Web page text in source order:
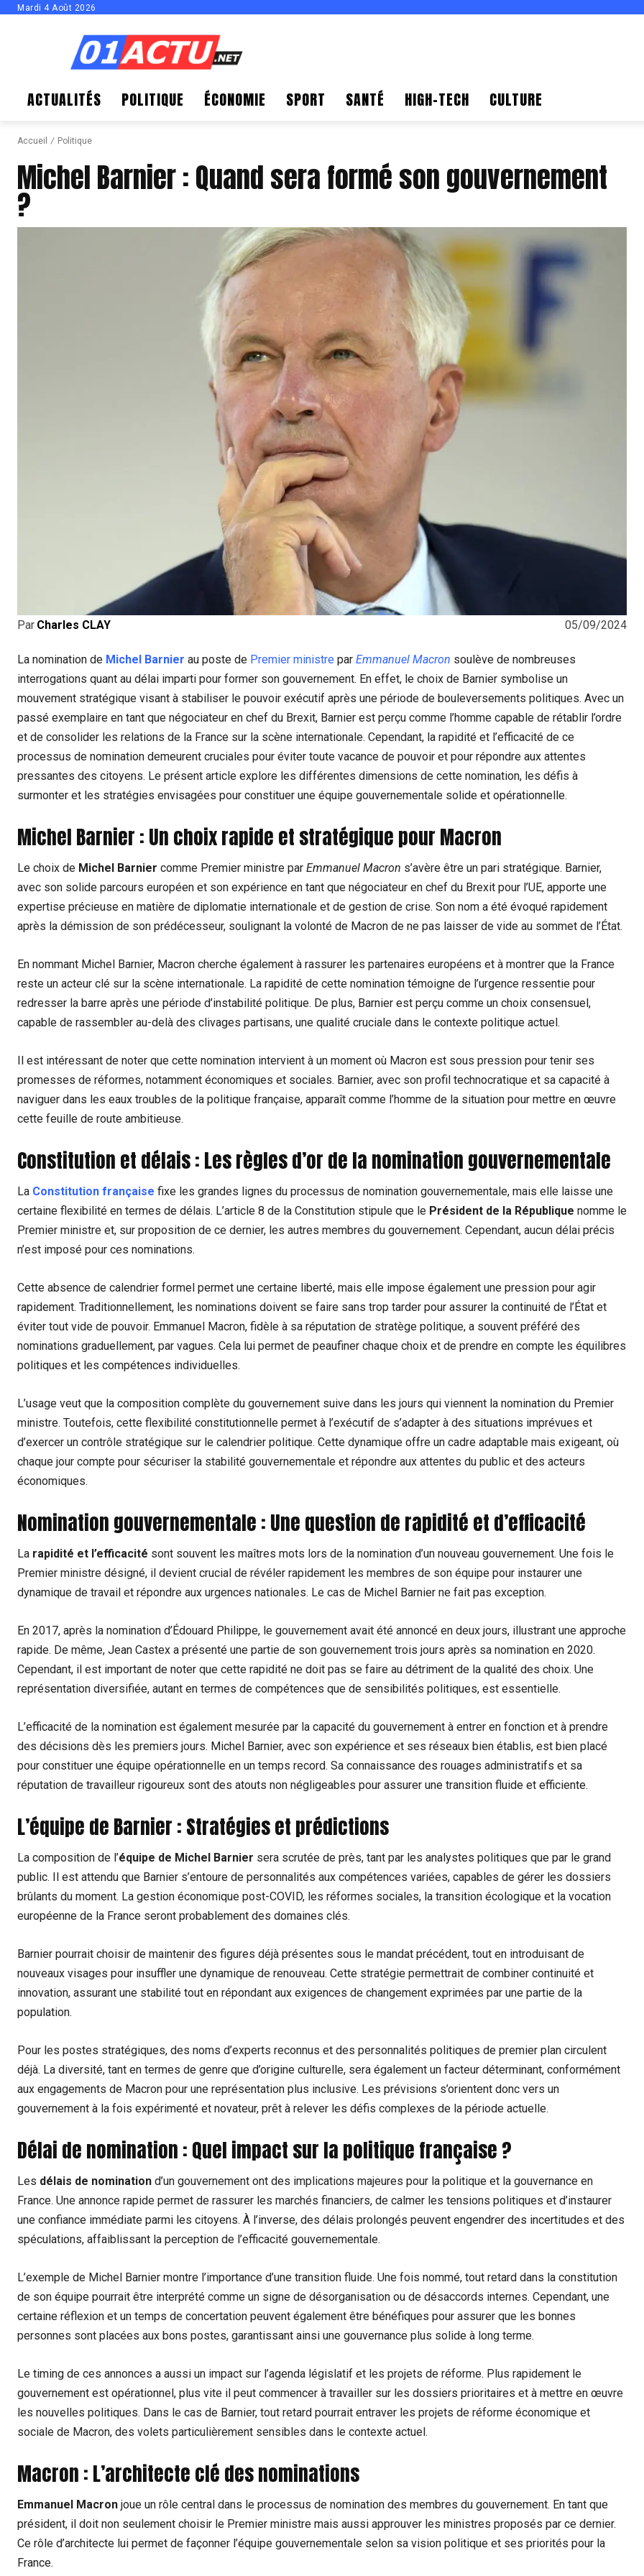
Mardi 4 Août 2026
ACTUALITÉS POLITIQUE ÉCONOMIE SPORT SANTÉ HIGH-TECH CULTURE
Accueil Politique
Michel Barnier : Quand sera formé son gouvernement
?
05/09/2024
Par Charles CLAY
La nomination de Michel Barnier au poste de Premier ministre par Emmanuel Macron soulève de nombreuses
interrogations quant au délai imparti pour former son gouvernement. En effet, le choix de Barnier symbolise un
mouvement stratégique visant à stabiliser le pouvoir exécutif après une période de bouleversements politiques. Avec un
passé exemplaire en tant que négociateur en chef du Brexit, Barnier est perçu comme l’homme capable de rétablir l’ordre
et de consolider les relations de la France sur la scène internationale. Cependant, la rapidité et l’efficacité de ce
processus de nomination demeurent cruciales pour éviter toute vacance de pouvoir et pour répondre aux attentes
pressantes des citoyens. Le présent article explore les différentes dimensions de cette nomination, les défis à
surmonter et les stratégies envisagées pour constituer une équipe gouvernementale solide et opérationnelle.
Michel Barnier : Un choix rapide et stratégique pour Macron
Le choix de Michel Barnier comme Premier ministre par Emmanuel Macron s’avère être un pari stratégique. Barnier,
avec son solide parcours européen et son expérience en tant que négociateur en chef du Brexit pour l’UE, apporte une
expertise précieuse en matière de diplomatie internationale et de gestion de crise. Son nom a été évoqué rapidement
après la démission de son prédécesseur, soulignant la volonté de Macron de ne pas laisser de vide au sommet de l’État.
En nommant Michel Barnier, Macron cherche également à rassurer les partenaires européens et à montrer que la France
reste un acteur clé sur la scène internationale. La rapidité de cette nomination témoigne de l’urgence ressentie pour
redresser la barre après une période d’instabilité politique. De plus, Barnier est perçu comme un choix consensuel,
capable de rassembler au-delà des clivages partisans, une qualité cruciale dans le contexte politique actuel.
Il est intéressant de noter que cette nomination intervient à un moment où Macron est sous pression pour tenir ses
promesses de réformes, notamment économiques et sociales. Barnier, avec son profil technocratique et sa capacité à
naviguer dans les eaux troubles de la politique française, apparaît comme l’homme de la situation pour mettre en œuvre
cette feuille de route ambitieuse.
Constitution et délais : Les règles d’or de la nomination gouvernementale
La Constitution française fixe les grandes lignes du processus de nomination gouvernementale, mais elle laisse une
certaine flexibilité en termes de délais. L’article 8 de la Constitution stipule que le Président de la République nomme le
Premier ministre et, sur proposition de ce dernier, les autres membres du gouvernement. Cependant, aucun délai précis
n’est imposé pour ces nominations.
Cette absence de calendrier formel permet une certaine liberté, mais elle impose également une pression pour agir
rapidement. Traditionnellement, les nominations doivent se faire sans trop tarder pour assurer la continuité de l’État et
éviter tout vide de pouvoir. Emmanuel Macron, fidèle à sa réputation de stratège politique, a souvent préféré des
nominations graduellement, par vagues. Cela lui permet de peaufiner chaque choix et de prendre en compte les équilibres
politiques et les compétences individuelles.
L’usage veut que la composition complète du gouvernement suive dans les jours qui viennent la nomination du Premier
ministre. Toutefois, cette flexibilité constitutionnelle permet à l’exécutif de s’adapter à des situations imprévues et
d’exercer un contrôle stratégique sur le calendrier politique. Cette dynamique offre un cadre adaptable mais exigeant, où
chaque jour compte pour sécuriser la stabilité gouvernementale et répondre aux attentes du public et des acteurs
économiques.
Nomination gouvernementale : Une question de rapidité et d’efficacité
La rapidité et l’efficacité sont souvent les maîtres mots lors de la nomination d’un nouveau gouvernement. Une fois le
Premier ministre désigné, il devient crucial de révéler rapidement les membres de son équipe pour instaurer une
dynamique de travail et répondre aux urgences nationales. Le cas de Michel Barnier ne fait pas exception.
En 2017, après la nomination d’Édouard Philippe, le gouvernement avait été annoncé en deux jours, illustrant une approche
rapide. De même, Jean Castex a présenté une partie de son gouvernement trois jours après sa nomination en 2020.
Cependant, il est important de noter que cette rapidité ne doit pas se faire au détriment de la qualité des choix. Une
représentation diversifiée, autant en termes de compétences que de sensibilités politiques, est essentielle.
L’efficacité de la nomination est également mesurée par la capacité du gouvernement à entrer en fonction et à prendre
des décisions dès les premiers jours. Michel Barnier, avec son expérience et ses réseaux bien établis, est bien placé
pour constituer une équipe opérationnelle en un temps record. Sa connaissance des rouages administratifs et sa
réputation de travailleur rigoureux sont des atouts non négligeables pour assurer une transition fluide et efficiente.
L’équipe de Barnier : Stratégies et prédictions
La composition de l’équipe de Michel Barnier sera scrutée de près, tant par les analystes politiques que par le grand
public. Il est attendu que Barnier s’entoure de personnalités aux compétences variées, capables de gérer les dossiers
brûlants du moment. La gestion économique post-COVID, les réformes sociales, la transition écologique et la vocation
européenne de la France seront probablement des domaines clés.
Barnier pourrait choisir de maintenir des figures déjà présentes sous le mandat précédent, tout en introduisant de
nouveaux visages pour insuffler une dynamique de renouveau. Cette stratégie permettrait de combiner continuité et
innovation, assurant une stabilité tout en répondant aux exigences de changement exprimées par une partie de la
population.
Pour les postes stratégiques, des noms d’experts reconnus et des personnalités politiques de premier plan circulent
déjà. La diversité, tant en termes de genre que d’origine culturelle, sera également un facteur déterminant, conformément
aux engagements de Macron pour une représentation plus inclusive. Les prévisions s’orientent donc vers un
gouvernement à la fois expérimenté et novateur, prêt à relever les défis complexes de la période actuelle.
Délai de nomination : Quel impact sur la politique française ?
Les délais de nomination d’un gouvernement ont des implications majeures pour la politique et la gouvernance en
France. Une annonce rapide permet de rassurer les marchés financiers, de calmer les tensions politiques et d’instaurer
une confiance immédiate parmi les citoyens. À l’inverse, des délais prolongés peuvent engendrer des incertitudes et des
spéculations, affaiblissant la perception de l’efficacité gouvernementale.
L’exemple de Michel Barnier montre l’importance d’une transition fluide. Une fois nommé, tout retard dans la constitution
de son équipe pourrait être interprété comme un signe de désorganisation ou de désaccords internes. Cependant, une
certaine réflexion et un temps de concertation peuvent également être bénéfiques pour assurer que les bonnes
personnes sont placées aux bons postes, garantissant ainsi une gouvernance plus solide à long terme.
Le timing de ces annonces a aussi un impact sur l’agenda législatif et les projets de réforme. Plus rapidement le
gouvernement est opérationnel, plus vite il peut commencer à travailler sur les dossiers prioritaires et à mettre en œuvre
les nouvelles politiques. Dans le cas de Barnier, tout retard pourrait entraver les projets de réforme économique et
sociale de Macron, des volets particulièrement sensibles dans le contexte actuel.
Macron : L’architecte clé des nominations
Emmanuel Macron joue un rôle central dans le processus de nomination des membres du gouvernement. En tant que
président, il doit non seulement choisir le Premier ministre mais aussi approuver les ministres proposés par ce dernier.
Ce rôle d’architecte lui permet de façonner l’équipe gouvernementale selon sa vision politique et ses priorités pour la
France.